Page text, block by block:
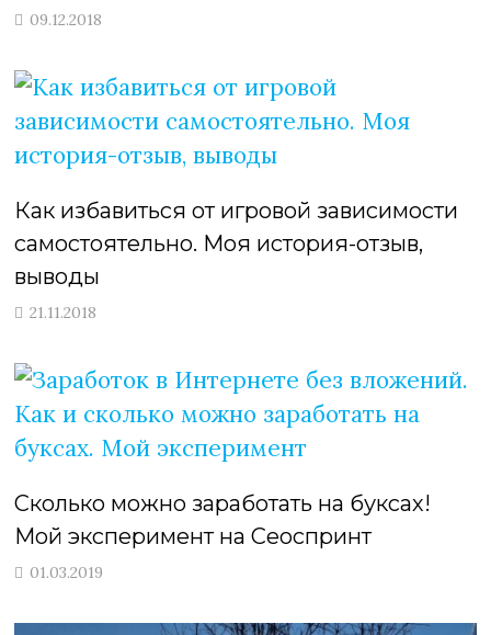
09.12.2018
Как избавиться от игровой зависимости
самостоятельно. Моя история-отзыв,
выводы
21.11.2018
Сколько можно заработать на буксах!
Мой эксперимент на Сеоспринт
01.03.2019